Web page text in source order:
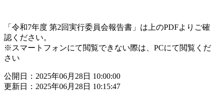
「令和7年度 第2回実行委員会報告書」は上のPDFよりご確
認ください。
※スマートフォンにて閲覧できない際は、PCにて閲覧くだ
さい
公開日：2025年06月28日 10:00:00
更新日：2025年06月28日 10:15:47